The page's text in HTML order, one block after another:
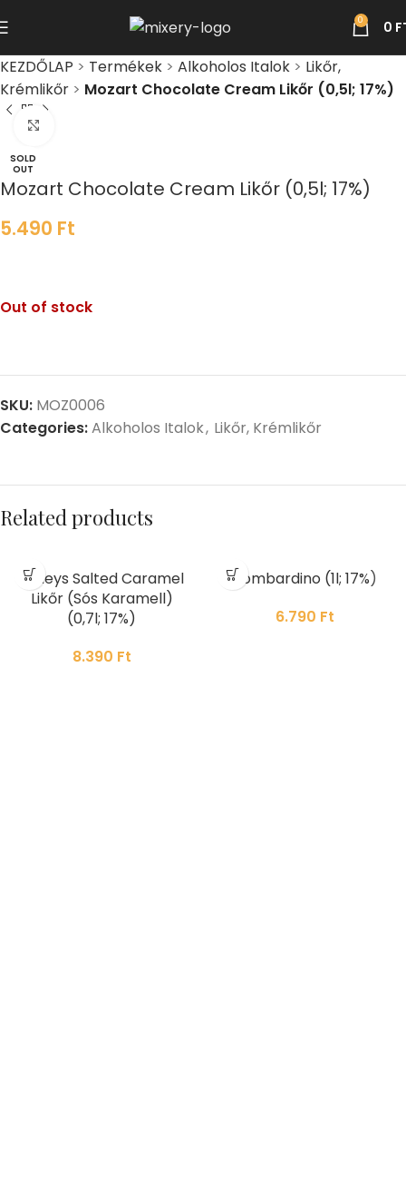
0 0
KEZDŐLAP > Termékek > Alkoholos Italok > Likőr,
Krémlikőr > Mozart Chocolate Cream Likőr (0,5l; 17%)
SOLD
OUT
Mozart Chocolate Cream Likőr (0,5l; 17%)
5.490 Ft
Out of stock
SKU: MOZ0006
Categories:Alkoholos Italok, Likőr, Krémlikőr
Related products
Baileys Salted Caramel
Likőr (Sós Karamell)
(0,7l; 17%)
8.390 Ft
Bombardino (1l; 17%)
6.790 Ft